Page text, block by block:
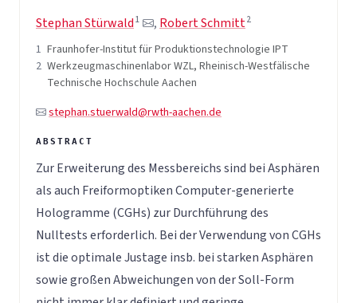
Stephan Stürwald 1 , Robert Schmitt2
1 Fraunhofer-Institut für Produktionstechnologie IPT
2 Werkzeugmaschinenlabor WZL, Rheinisch-Westfälische
Technische Hochschule Aachen
stephan.stuerwald@rwth-aachen.de
Zur Erweiterung des Messbereichs sind bei Asphären
als auch Freiformoptiken Computer-generierte
Hologramme (CGHs) zur Durchführung des
Nulltests erforderlich. Bei der Verwendung von CGHs
ist die optimale Justage insb. bei starken Asphären
sowie großen Abweichungen von der Soll-Form